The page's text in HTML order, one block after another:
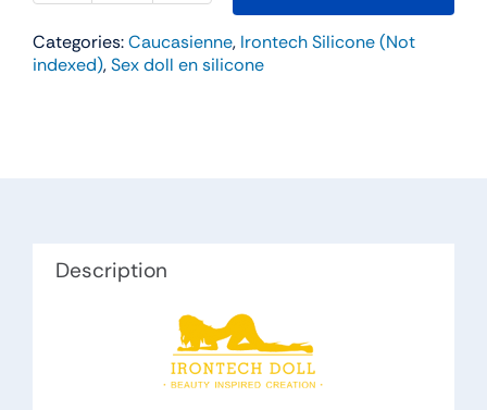
Luna
–
Categories:Caucasienne, Irontech Silicone (Not
indexed),Sex doll en silicone
Description